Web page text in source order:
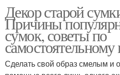
Декор старой
Причины
сумок, советы по
Сделать свой образ смелым и